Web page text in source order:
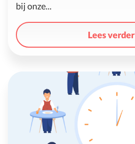
bij onze...
Lees verder